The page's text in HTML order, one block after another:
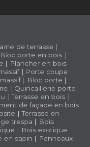
de terrasse |
Bloc porte en bois |
| Plancher en bois
| Porte coupe
| Bloc porte |
| Quincaillerie porte
|Terrasse en bois |
de façade en bois
|Terrasse en
trespa | Bois
| Bois exotique
en sapin | Panneaux